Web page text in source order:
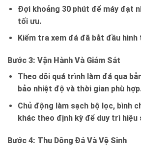
Đợi khoảng 30 phút để máy đạt
tối ưu.
Kiểm tra xem đá đã bắt đầu hình
Bước 3: Vận Hành Và Giám Sát
Theo dõi quá trình làm đá qua
bảo nhiệt độ và thời gian phù
Chủ động làm sạch bộ lọc, bình
khác theo định kỳ để duy trì hiệu
Bước 4: Thu Dông Đá Và Vệ Sinh